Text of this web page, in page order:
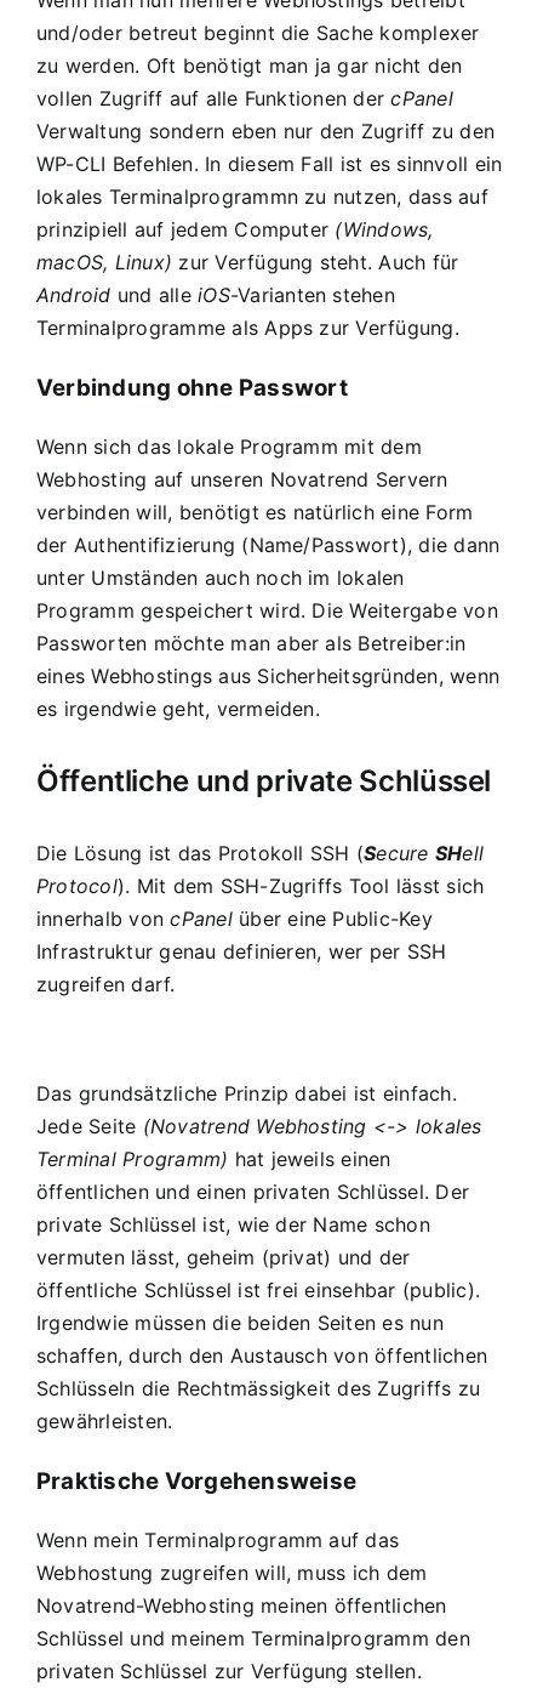
und/oder betreut beginnt die Sache komplexer
zu werden. Oft benötigt man ja gar nicht den
vollen Zugriff auf alle Funktionen dercPanel
Verwaltung sondern eben nur den Zugriff zu den
WP-CLI Befehlen. In diesem Fall ist es sinnvoll ein
lokales Terminalprogrammn zu nutzen, dass auf
prinzipiell auf jedem Computer (Windows,
macOS, Linux) zur Verfügung steht. Auch für
Android und alleiOS-Varianten stehen
Terminalprogramme als Apps zur Verfügung.
Verbindung ohne Passwort
Wenn sich das lokale Programm mit dem
Webhosting auf unseren Novatrend Servern
verbinden will, benötigt es natürlich eine Form
der Authentifizierung (Name/Passwort), die dann
unter Umständen auch noch im lokalen
Programm gespeichert wird. Die Weitergabe von
Passworten möchte man aber als Betreiber:in
eines Webhostings aus Sicherheitsgründen, wenn
es irgendwie geht, vermeiden.
Öffentliche und private Schlüssel
Die Lösung ist das Protokoll SSH (Secure SHell
Protocol). Mit dem SSH-Zugriffs Tool lässt sich
innerhalb voncPanelüber eine Public-Key
Infrastruktur genau definieren, wer per SSH
zugreifen darf.
Das grundsätzliche Prinzip dabei ist einfach.
Jede Seite (Novatrend Webhosting <-> lokales
Terminal Programm) hat jeweils einen
öffentlichen und einen privaten Schlüssel. Der
private Schlüssel ist, wie der Name schon
vermuten lässt, geheim (privat) und der
öffentliche Schlüssel ist frei einsehbar (public).
Irgendwie müssen die beiden Seiten es nun
schaffen, durch den Austausch von öffentlichen
Schlüsseln die Rechtmässigkeit des Zugriffs zu
gewährleisten.
Praktische Vorgehensweise
Wenn mein Terminalprogramm auf das
Webhostung zugreifen will, muss ich dem
Novatrend-Webhosting meinen öffentlichen
Schlüssel und meinem Terminalprogramm den
privaten Schlüssel zur Verfügung stellen.